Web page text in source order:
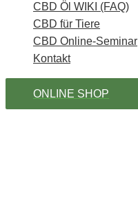
CBD Öl WIKI (FAQ)
CBD für Tiere
CBD Online-Seminar
Kontakt
ONLINE SHOP